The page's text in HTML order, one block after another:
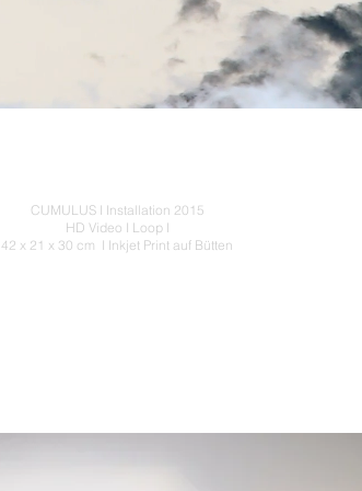
CUMULUS I Installation 2015
HD Video I Loop I
42 x 21 x 30 cm I Inkjet Print auf Bütten